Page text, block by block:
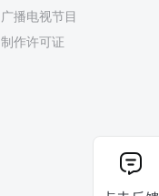
广播电视节目
制作许可证